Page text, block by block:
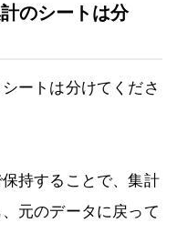
のシートは分
ートは分けてくださ
持することで、集計
元のデータに戻って